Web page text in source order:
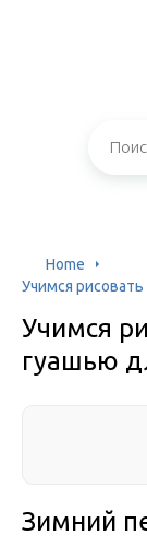
Home
Учимся
Учимся
гуашью
Зимний